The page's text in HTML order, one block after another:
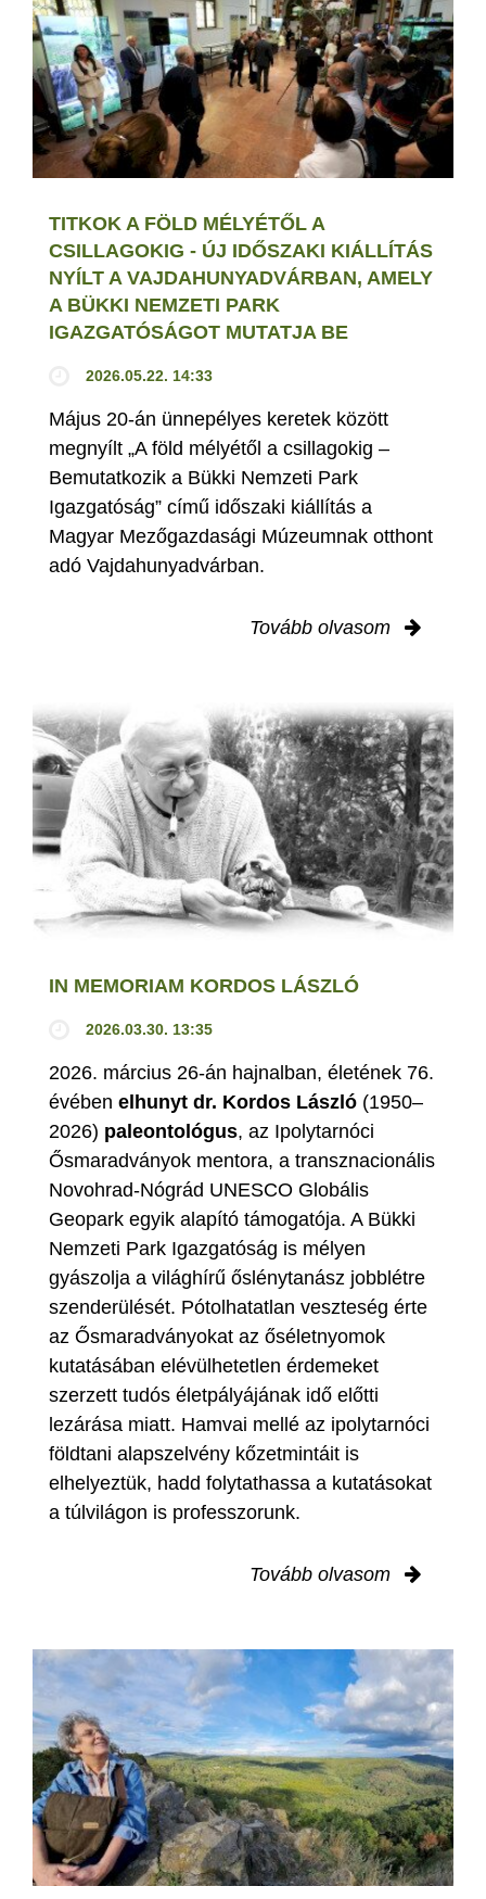
TITKOK A FÖLD MÉLYÉTŐL A
CSILLAGOKIG - ÚJ IDŐSZAKI KIÁLLÍTÁS
NYÍLT A VAJDAHUNYADVÁRBAN, AMELY
A BÜKKI NEMZETI PARK
IGAZGATÓSÁGOT MUTATJA BE
2026.05.22. 14:33
Május 20-án ünnepélyes keretek között
megnyílt „A föld mélyétől a csillagokig –
Bemutatkozik a Bükki Nemzeti Park
Igazgatóság” című időszaki kiállítás a
Magyar Mezőgazdasági Múzeumnak otthont
adó Vajdahunyadvárban.
Tovább olvasom
IN MEMORIAM KORDOS LÁSZLÓ
2026.03.30. 13:35
2026. március 26-án hajnalban, életének 76.
évében elhunyt dr. Kordos László (1950–
2026) paleontológus, az Ipolytarnóci
Ősmaradványok mentora, a transznacionális
Novohrad-Nógrád UNESCO Globális
Geopark egyik alapító támogatója. A Bükki
Nemzeti Park Igazgatóság is mélyen
gyászolja a világhírű őslénytanász jobblétre
szenderülését. Pótolhatatlan veszteség érte
az Ősmaradványokat az őséletnyomok
kutatásában elévülhetetlen érdemeket
szerzett tudós életpályájának idő előtti
lezárása miatt. Hamvai mellé az ipolytarnóci
földtani alapszelvény kőzetmintáit is
elhelyeztük, hadd folytathassa a kutatásokat
a túlvilágon is professzorunk.
Tovább olvasom